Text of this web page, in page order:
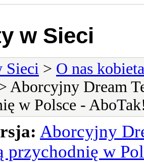
w Sieci
Sieci > O nas
Aborcyjny Dream
w Polsce -
Aborcyjny
przychodnię w